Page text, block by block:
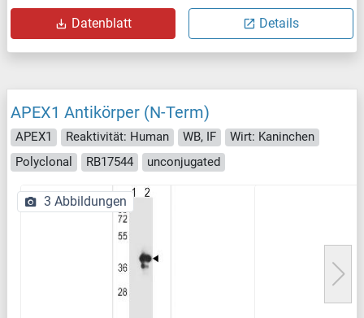
Datenblatt Details
APEX1 Antikörper (N-Term)
APEX1 Reaktivität: Human WB, IF
Wirt: Kaninchen
Polyclonal
RB17544 unconjugated
3 Abbildungen